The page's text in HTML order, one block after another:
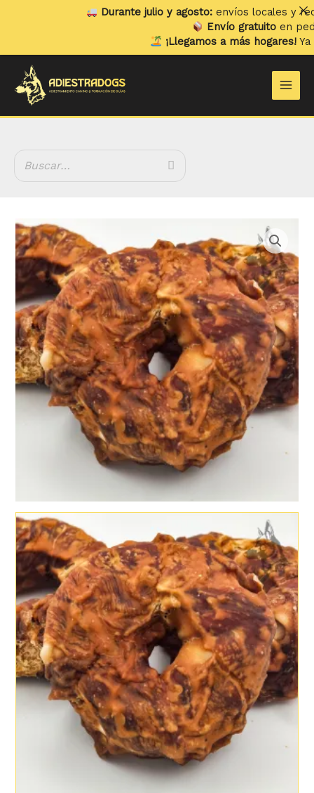
precios:
desde
2.70 €
hasta
7.60 €
Donuts
de
Pato
cantidad
Durante julio y agosto:envíos locales y
Envío gratuitoen pedidos
¡Llegamos a más hogares!Ya